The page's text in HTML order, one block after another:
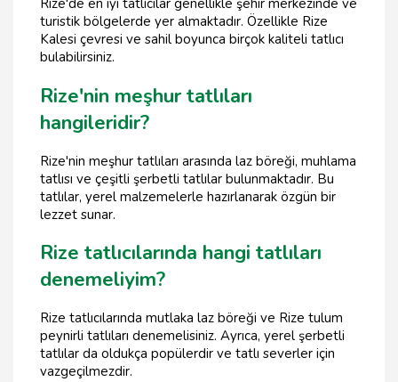
Rize'de en iyi tatlıcılar genellikle şehir merkezinde ve
turistik bölgelerde yer almaktadır. Özellikle Rize
Kalesi çevresi ve sahil boyunca birçok kaliteli tatlıcı
bulabilirsiniz.
Rize'nin meşhur tatlıları
hangileridir?
Rize'nin meşhur tatlıları arasında laz böreği, muhlama
tatlısı ve çeşitli şerbetli tatlılar bulunmaktadır. Bu
tatlılar, yerel malzemelerle hazırlanarak özgün bir
lezzet sunar.
Rize tatlıcılarında hangi tatlıları
denemeliyim?
Rize tatlıcılarında mutlaka laz böreği ve Rize tulum
peynirli tatlıları denemelisiniz. Ayrıca, yerel şerbetli
tatlılar da oldukça popülerdir ve tatlı severler için
vazgeçilmezdir.